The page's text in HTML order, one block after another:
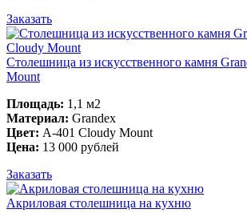
Заказать
Столешница из искусственного камня
Mount
Площадь: 1,1 м2
Материал: Grandex
Цвет: A-401 Cloudy Mount
Цена: 13 000 рублей
Заказать
Акриловая столешница на кухню